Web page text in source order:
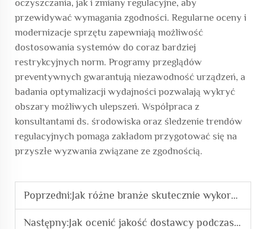
oczyszczania, jak i zmiany regulacyjne, aby
przewidywać wymagania zgodności. Regularne oceny i
modernizacje sprzętu zapewniają możliwość
dostosowania systemów do coraz bardziej
restrykcyjnych norm. Programy przeglądów
preventywnych gwarantują niezawodność urządzeń, a
badania optymalizacji wydajności pozwalają wykryć
obszary możliwych ulepszeń. Współpraca z
konsultantami ds. środowiska oraz śledzenie trendów
regulacyjnych pomaga zakładom przygotować się na
przyszłe wyzwania związane ze zgodnością.
Poprzedni:Jak różne branże skutecznie wykorzystują dmuchawy wirnikowe?
Następny:Jak ocenić jakość dostawcy podczas zakupu dmuchaw obrotowych?